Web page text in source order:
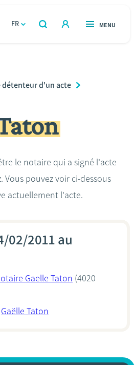
FR
OUVERT
RECHERCHER
OUVERT
MENU
détenteur d'un acte
le notaire qui a signé l'acte
Vous pouvez voir ci-dessous
actuellement l'acte.
02/2011 au
Gaelle Taton (4020
Gaëlle Taton